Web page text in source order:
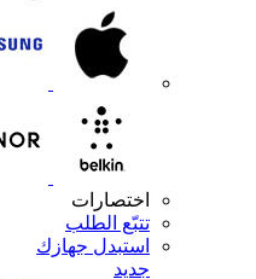
اختصارات
تتبّع الطلب
استبدل جهازك